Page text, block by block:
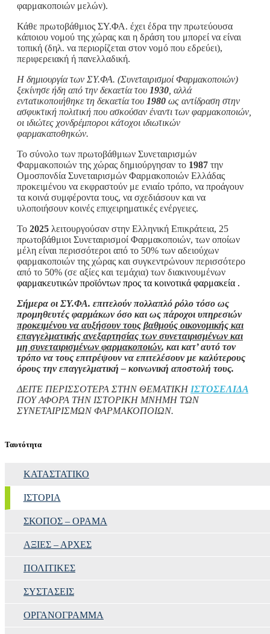
φαρμακοποιών μελών).
Κάθε πρωτοβάθμιος ΣΥ.ΦΑ. έχει έδρα την πρωτεύουσα
κάποιου νομού της χώρας και η δράση του μπορεί να είναι
τοπική (δηλ. να περιορίζεται στον νομό που εδρεύει),
περιφερειακή ή πανελλαδική.
Η δημιουργία των ΣΥ.ΦΑ. (Συνεταιρισμοί Φαρμακοποιών)
ξεκίνησε ήδη από την δεκαετία του 1930, αλλά
εντατικοποιήθηκε τη δεκαετία του 1980 ως αντίδραση στην
ασφυκτική πολιτική που ασκούσαν έναντι των φαρμακοποιών,
οι ιδιώτες χονδρέμποροι κάτοχοι ιδιωτικών
φαρμακαποθηκών.
Το σύνολο των πρωτοβάθμιων Συνεταιρισμών
Φαρμακοποιών της χώρας δημιούργησαν το 1987 την
Ομοσπονδία Συνεταιρισμών Φαρμακοποιών Ελλάδας
προκειμένου να εκφραστούν με ενιαίο τρόπο, να προάγουν
τα κοινά συμφέροντα τους, να σχεδιάσουν και να
υλοποιήσουν κοινές επιχειρηματικές ενέργειες.
Το 2025 λειτουργούσαν στην Ελληνική Επικράτεια, 25
πρωτοβάθμιοι Συνεταιρισμοί Φαρμακοποιών, των οποίων
μέλη είναι περισσότεροι από το 50% των αδειούχων
φαρμακοποιών της χώρας και συγκεντρώνουν περισσότερο
από το 50% (σε αξίες και τεμάχια) των διακινουμένων
φαρμακευτικών προϊόντων προς τα κοινοτικά φαρμακεία .
Σήμερα οι ΣΥ.ΦΑ. επιτελούν πολλαπλό ρόλο τόσο ως
προμηθευτές φαρμάκων όσο και ως πάροχοι υπηρεσιών
προκειμένου να αυξήσουν τους βαθμούς οικονομικής και
επαγγελματικής ανεξαρτησίας των συνεταιρισμένων και
μη συνεταιρισμένων φαρμακοποιών, και κατ’ αυτό τον
τρόπο να τους επιτρέψουν να επιτελέσουν με καλύτερους
όρους την επαγγελματική – κοινωνική αποστολή τους.
ΔΕΙΤΕ ΠΕΡΙΣΣΟΤΕΡΑ ΣΤΗΝ ΘΕΜΑΤΙΚΗ ΙΣΤΟΣΕΛΙΔΑ
ΠΟΥ ΑΦΟΡΑ ΤΗΝ ΙΣΤΟΡΙΚΗ ΜΝΗΜΗ ΤΩΝ
ΣΥΝΕΤΑΙΡΙΣΜΩΝ ΦΑΡΜΑΚΟΠΟΙΩΝ.
Ταυτότητα
ΚΑΤΑΣΤΑΤΙΚΌ
ΙΣΤΟΡΊΑ
ΣΚΟΠΟΣ – ΌΡΑΜΑ
ΑΞΙΕΣ – ΑΡΧΕΣ
ΠΟΛΙΤΙΚΈΣ
ΣΥΣΤΆΣΕΙΣ
ΟΡΓΑΝΌΓΡΑΜΜΑ